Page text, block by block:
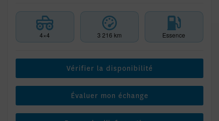
4×4 3 216 km Essence
Vérifier la disponibilité
Évaluer mon échange